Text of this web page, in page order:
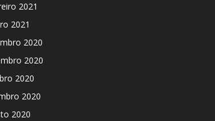
2021
2021
2020
2020
2020
2020
2020